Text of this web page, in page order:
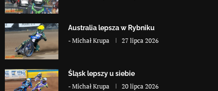
Australia lepsza w Rybniku
-Michał Krupa 27 lipca 2026
Śląsk lepszy u siebie
-Michał Krupa 20 lipca 2026